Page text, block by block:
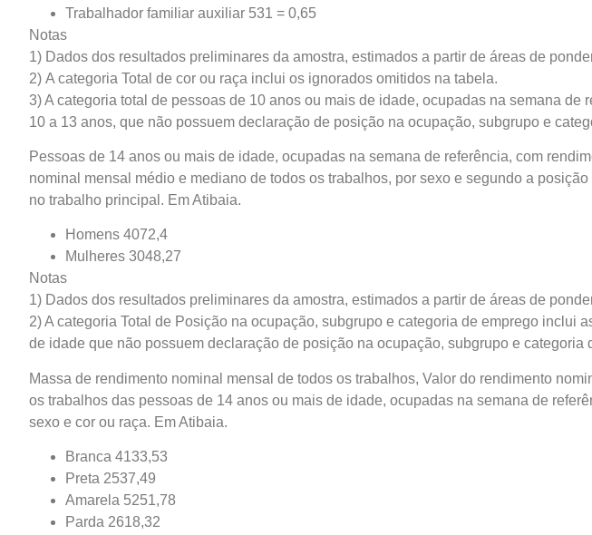
Trabalhador familiar auxiliar 531 = 0,65
Notas
1) Dados dos resultados preliminares da amostra, estimados a partir de áreas de
2) A categoria Total de cor ou raça inclui os ignorados omitidos na tabela.
3) A categoria total de pessoas de 10 anos ou mais de idade, ocupadas na semana de
10 a 13 anos, que não possuem declaração de posição na ocupação, subgrupo e
Pessoas de 14 anos ou mais de idade, ocupadas na semana de referência, com
nominal mensal médio e mediano de todos os trabalhos, por sexo e segundo a
no trabalho principal. Em Atibaia.
Homens 4072,4
Mulheres 3048,27
Notas
1) Dados dos resultados preliminares da amostra, estimados a partir de áreas de
2) A categoria Total de Posição na ocupação, subgrupo e categoria de emprego inclui
de idade que não possuem declaração de posição na ocupação, subgrupo e categoria
Massa de rendimento nominal mensal de todos os trabalhos, Valor do rendimento
os trabalhos das pessoas de 14 anos ou mais de idade, ocupadas na semana de
sexo e cor ou raça. Em Atibaia.
Branca 4133,53
Preta 2537,49
Amarela 5251,78
Parda 2618,32